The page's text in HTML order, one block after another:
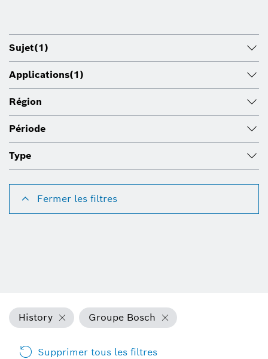
Sujet(1)
Applications(1)
Région
Période
Type
Fermer les filtres
History Groupe Bosch
Supprimer tous les filtres